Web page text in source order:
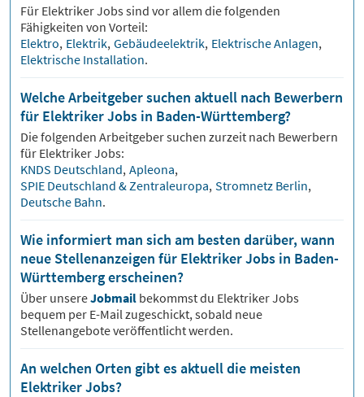
Für ElektrikerJobs sind vor allem die folgenden
Fähigkeiten von Vorteil:
Elektro, Elektrik, Gebäudeelektrik, Elektrische Anlagen,
Elektrische Installation.
Welche Arbeitgeber suchen aktuell nach Bewerbern
für Elektriker Jobs in Baden-Württemberg?
Die folgenden Arbeitgeber suchen zurzeit nach Bewerbern
für ElektrikerJobs:
KNDS Deutschland, Apleona,
SPIE Deutschland & Zentraleuropa, Stromnetz Berlin,
Deutsche Bahn.
Wie informiert man sich am besten darüber, wann
neue Stellenanzeigen für Elektriker Jobs in Baden-
Württemberg erscheinen?
Über unsereJobmail bekommst du ElektrikerJobs
bequem per E-Mail zugeschickt, sobald neue
Stellenangebote veröffentlicht werden.
An welchen Orten gibt es aktuell die meisten
Elektriker Jobs?